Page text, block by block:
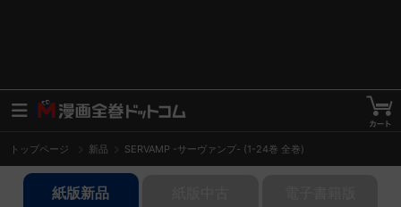
トップページ 新品 SERVAMP -サーヴァンプ- (1-24巻 全巻)
紙版新品